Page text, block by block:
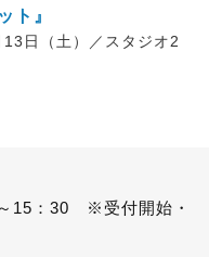
ト』
日（土）／スタジオ2
15：30 ※受付開始・